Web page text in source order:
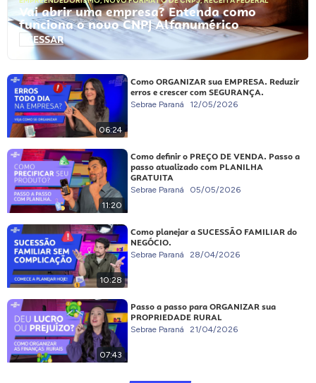
Vai abrir uma empresa? Entenda como
funciona o novo CNPJ Alfanumérico
ACESSAR
06:24
Como ORGANIZAR sua EMPRESA. Reduzir
erros e crescer com SEGURANÇA.
Sebrae Paraná 12/05/2026
11:20
Como definir o PREÇO DE VENDA. Passo a
passo atualizado com PLANILHA
GRATUITA
Sebrae Paraná 05/05/2026
10:28
Como planejar a SUCESSÃO FAMILIAR do
NEGÓCIO.
Sebrae Paraná 28/04/2026
07:43
Passo a passo para ORGANIZAR sua
PROPRIEDADE RURAL
Sebrae Paraná 21/04/2026